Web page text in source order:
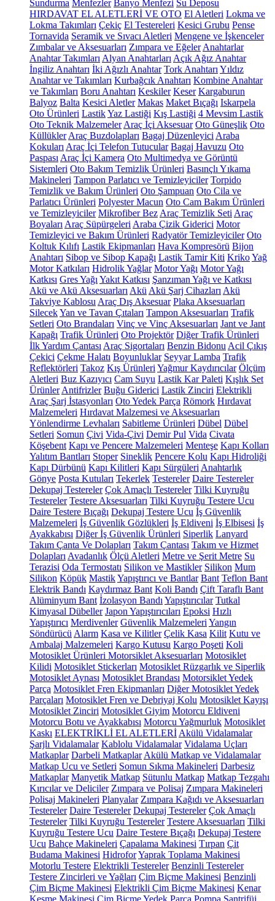
Sundurma Menfezler Banyo Menfezi Su Deposu
HIRDAVAT EL ALETLERİ VE OTO El Aletleri Lokma ve
Lokma Takımları Çekiç El Testereleri Kesici Grubu Pense
Tornavida Seramik ve Sıvacı Aletleri Mengene ve İşkenceler
Zımbalar ve Aksesuarları Zımpara ve Eğeler Anahtarlar
Anahtar Takımları Alyan Anahtarları Açık Ağız Anahtar
İngiliz Anahtarı İki Ağızlı Anahtar Tork Anahtarı Yıldız
Anahtar ve Takımları Kurbağcık Anahtarı Kombine Anahtar
ve Takımları Boru Anahtarı Keskiler Keser Kargaburun
Balyoz Balta Kesici Aletler Makas Maket Bıçağı Iskarpela
Oto Ürünleri LastikYaz Lastiği Kış Lastiği 4 Mevsim Lastik
Oto Teknik Malzemeler Araç İçi Aksesuar Oto Güneşlik Oto
Küllükler Araç Buzdolapları Bagaj Düzenleyici Araba
Kokuları Araç İçi Telefon Tutucular Bagaj Havuzu Oto
Paspası Araç İçi Kamera Oto Multimedya ve Görüntü
Sistemleri Oto Bakım Temizlik Ürünleri Basınçlı Yıkama
Makineleri Tampon Parlatıcı ve Temizleyiciler Torpido
Temizlik ve Bakım Ürünleri Oto Şampuan Oto Cila ve
Parlatıcı Ürünleri Polyester Macun Oto Cam Bakım Ürünleri
ve Temizleyiciler Mikrofiber Bez Araç Temizlik Seti Araç
Boyaları Araç Süpürgeleri Araba Çizik Giderici Motor
Temizleyici ve Bakım Ürünleri Radyatör Temizleyiciler Oto
Koltuk Kılıfı Lastik Ekipmanları Hava Kompresörü Bijon
Anahtarı Sibop ve Sibop Kapağı Lastik Tamir Kiti KrikoYağ
Motor Katkıları Hidrolik Yağlar Motor Yağı Motor Yağı
Katkısı Gres Yağı Yakıt Katkısı Şanzıman Yağı ve Katkısı
Akü ve Akü Aksesuarları Akü Akü Şarj Cihazları Akü
Takviye Kablosu Araç Dış Aksesuar Plaka Aksesuarları
SilecekYan ve Tavan Çıtaları Tampon Aksesuarları Trafik
Setleri Oto Brandaları Vinç ve Vinç Aksesuarları Jant ve Jant
Kapağı Trafik Ürünleri Oto Projektör Diğer Trafik Ürünleri
İlk Yardım Çantası Araç Sigortaları Benzin Bidonu Acil Çıkış
Çekici Çekme Halatı Boyunluklar Seyyar Lamba Trafik
Reflektörleri Takoz Kış Ürünleri Yağmur Kaydırıcılar Ölçüm
Aletleri Buz Kazıyıcı Cam Suyu Lastik Kar Paleti Kışlık Set
Ürünler Antifrizler Buğu Giderici Lastik Zinciri Elektrikli
Araç Şarj İstasyonları Oto Yedek Parça Römork Hırdavat
Malzemeleri Hırdavat Malzemesi ve Aksesuarları
Yönlendirme Levhaları Sabitleme Ürünleri Dübel Dübel
Setleri Somun Çivi Vida-Çivi Demir Pul Vida Civata
Köşebent Kapı ve Pencere Malzemeleri Menteşe Kapı Kolları
Yalıtım Bantları Stoper Sineklik Pencere Kolu Kapı Hidroliği
Kapı Dürbünü Kapı Kilitleri Kapı Sürgüleri Anahtarlık
Gönye Posta Kutuları Tekerlek Testereler Daire Testereler
Dekupaj Testereler Çok Amaçlı Testereler Tilki Kuyruğu
Testereler Testere Aksesuarları Tilki Kuyruğu Testere Ucu
Daire Testere Bıçağı Dekupaj Testere Ucu İş Güvenlik
Malzemeleri İş Güvenlik Gözlükleri İş Eldiveni İş Elbisesi İş
Ayakkabısı Diğer İş Güvenlik Ürünleri Siperlik Lanyard
Takım Çanta Ve Dolapları Takım Çantası Takım ve Hizmet
Dolapları Avadanlık Ölçü Aletleri Metre ve Şerit Metre Su
Terazisi Oda Termostatı Silikon ve Mastikler Silikon Mum
Silikon Köpük MastikYapıştırıcı ve Bantlar Bant Teflon Bant
Elektrik Bandı Kaydırmaz Bant Koli Bandı Çift Taraflı Bant
Alüminyum Bant İzolasyon Bandı Yapıştırıcılar Tutkal
Kimyasal Dübeller Japon Yapıştırıcıları Epoksi Hızlı
Yapıştırıcı Merdivenler Güvenlik Malzemeleri Yangın
Söndürücü Alarm Kasa ve Kilitler Çelik Kasa Kilit Kutu ve
Ambalaj Malzemeleri Kargo Kutusu Kargo Poşeti Koli
Motosiklet Ürünleri Motorsiklet Aksesuarları Motosiklet
Kilidi Motosiklet Stickerları Motosiklet Rüzgarlık ve Siperlik
Motosiklet Aynası Motosiklet Brandası Motorsiklet Yedek
Parça Motosiklet Fren Ekipmanları Diğer Motosiklet Yedek
Parçaları Motosiklet Fren ve Debriyaj Kolu Motosiklet Kayışı
Motosiklet Zinciri Motosiklet Giyim Motorcu Eldiveni
Motorcu Botu ve Ayakkabısı Motorcu Yağmurluk Motosiklet
Kaskı ELEKTRİKLİ EL ALETLERİ Akülü Vidalamalar
Şarjlı Vidalamalar Kablolu Vidalamalar Vidalama Uçları
Matkaplar Darbeli Matkaplar Akülü Matkap ve Vidalamalar
Matkap Ucu ve Setleri Somun Sıkma Makineleri Darbesiz
Matkaplar Manyetik Matkap Sütunlu Matkap Matkap Tezgahı
Kırıcılar ve Deliciler Zımpara ve Polisaj Zımpara Makineleri
Polisaj Makineleri Planyalar Zımpara Kağıdı ve Aksesuarları
Testereler Daire Testereler Dekupaj Testereler Çok Amaçlı
Testereler Tilki Kuyruğu Testereler Testere Aksesuarları Tilki
Kuyruğu Testere Ucu Daire Testere Bıçağı Dekupaj Testere
Ucu Bahçe Makineleri Çapalama Makinesi Tırpan Çit
Budama Makinesi HidroforYaprak Toplama Makinesi
Motorlu Testere Elektrikli Testereler Benzinli Testereler
Testere Zincirleri ve Yağları Çim Biçme Makinesi Benzinli
Çim Biçme Makinesi Elektrikli Çim Biçme Makinesi Kenar
Kesme Makinesi Çim Biçme Yedek Parça Pompa Santrifüj